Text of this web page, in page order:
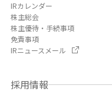
IRカレンダー
株主総会
株主優待・手続事項
免責事項
IRニュースメール
採用情報